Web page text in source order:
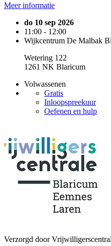
Meer informatie
do 10 sep 2026
11:00 - 12:00
Wijkcentrum De Malbak
Wetering 122
1261 NK Blaricum
Volwassenen
Gratis
Inloopspreekuur
Oefenen en hulp
Verzorgd door